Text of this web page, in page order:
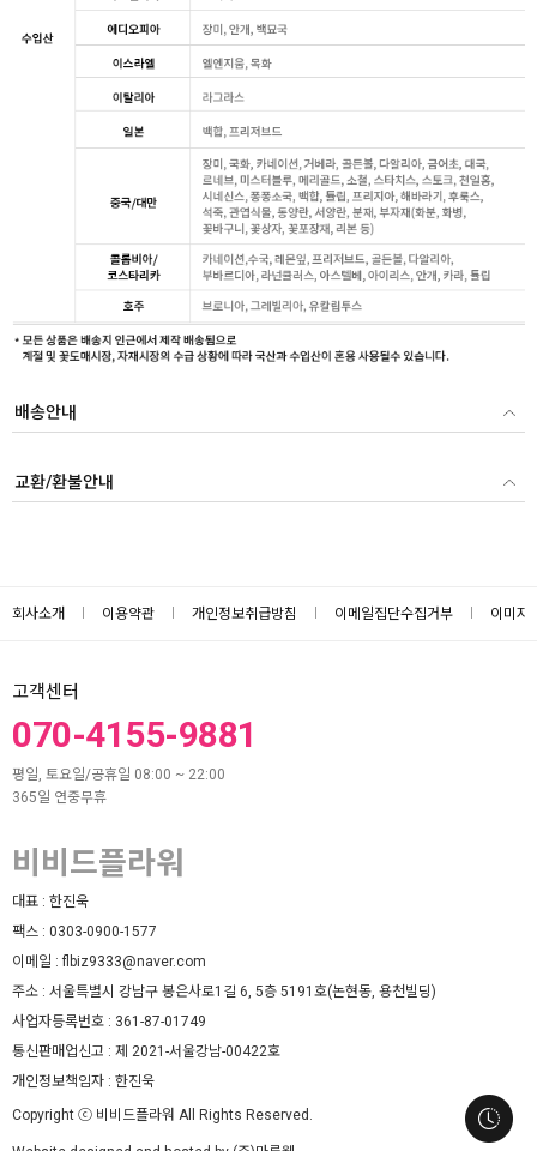
배송안내
교환/환불안내
회사소개 이용약관 개인정보취급방침 이메일집단수집거부 이미지
고객센터
070-4155-9881
평일, 토요일/공휴일 08:00 ~ 22:00
365일 연중무휴
비비드플라워
대표 : 한진욱
팩스 : 0303-0900-1577
이메일 :flbiz9333@naver.com
주소 : 서울특별시 강남구 봉은사로1길 6, 5층 5191호(논현동, 용천빌딩)
사업자등록번호 : 361-87-01749
통신판매업신고 : 제 2021-서울강남-00422호
개인정보책임자 : 한진욱
Copyright ⓒ 비비드플라워 All Rights Reserved.